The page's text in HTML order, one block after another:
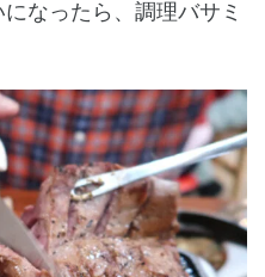
なったら、調理バサミ